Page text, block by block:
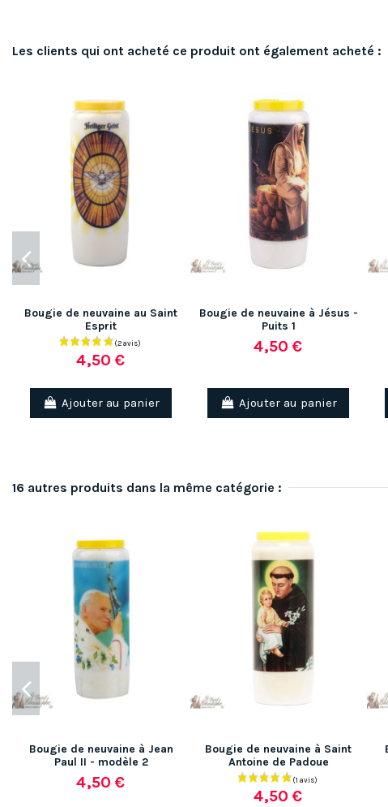
Les clients qui ont acheté ce produit ont également acheté :
Bougie de neuvaine au Saint
Esprit
4,50 €
Ajouter au panier
Bougie de neuvaine à Jésus -
Puits 1
4,50 €
Ajouter au panier
16 autres produits dans la même catégorie :
Bougie de neuvaine à Jean
Paul II - modèle 2
4,50 €
Bougie de neuvaine à Saint
Antoine de Padoue
4,50 €